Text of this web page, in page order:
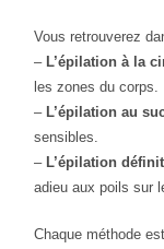
Vous retrouverez
– L’épilation à la
les zones du corps.
– L’épilation au
sensibles.
– L’épilation
adieu aux poils sur
Chaque méthode